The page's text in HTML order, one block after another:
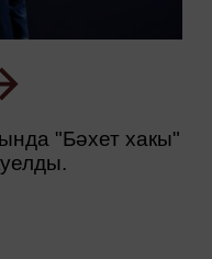
"Бәхет хакы"